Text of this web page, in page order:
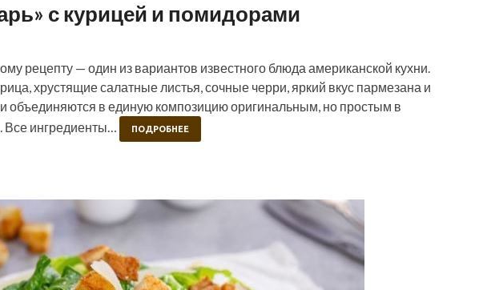
с курицей и помидорами
рецепту — один из вариантов известного блюда американской кухни.
хрустящие салатные листья, сочные черри, яркий вкус пармезана и
объединяются в единую композицию оригинальным, но простым в
Все ингредиенты…
ПОДРОБНЕЕ